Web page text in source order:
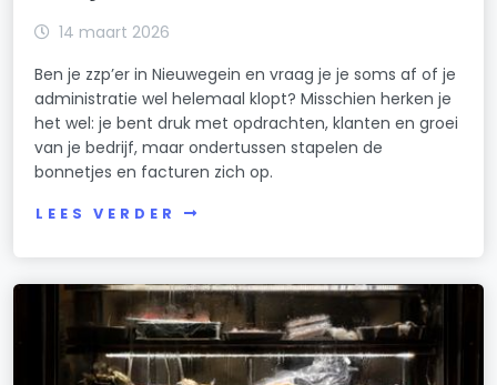
14 maart 2026
Ben je zzp’er in Nieuwegein en vraag je je soms af of je
administratie wel helemaal klopt? Misschien herken je
het wel: je bent druk met opdrachten, klanten en groei
van je bedrijf, maar ondertussen stapelen de
bonnetjes en facturen zich op.
LEES VERDER